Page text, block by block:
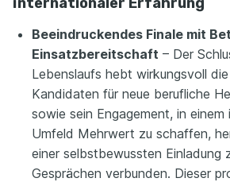
Beeindruckendes Finale mit
Einsatzbereitschaft – Der
Lebenslaufs hebt wirkungsvoll
Kandidaten für neue berufliche
sowie sein Engagement, in einem
Umfeld Mehrwert zu schaffen,
einer selbstbewussten Einladung
Gesprächen verbunden. Dieser